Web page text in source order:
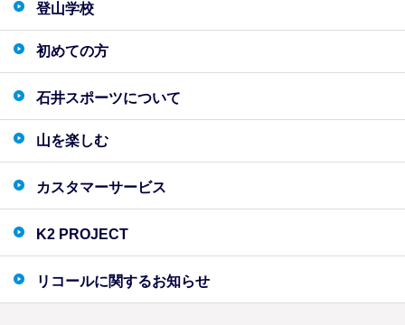
登山学校
初めての方
石井スポーツについて
山を楽しむ
カスタマーサービス
K2 PROJECT
リコールに関するお知らせ